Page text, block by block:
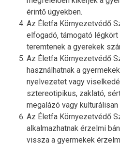
érintő ügyekben.
Az Életfa Környezetvédő
elfogadó, támogató
teremtenek a gyerekek
Az Életfa Környezetvédő
használhatnak a
nyelvezetet vagy
sztereotipikus, zaklató,
megalázó vagy
Az Életfa Környezetvédő
alkalmazhatnak érzelmi
vissza a gyermekek